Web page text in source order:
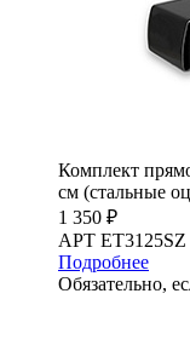
Комплект
см (стальные
1 350 ₽
АРТ ET3125SZ
Подробнее
Обязательно,